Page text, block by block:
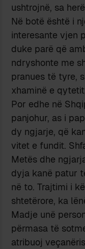
ushtrojnë, sa
Në botë është i
interesante vjen
duke parë që
ndryshonte me
pranues të tyre,
xhaminë e
Por edhe në
panjohur, as i
dy ngjarje, që
vitet e fundit.
Metës dhe
dyja kanë patur
në to. Trajtimi i
shtetërore, ka
Madje unë
përmasa të
atribuoj